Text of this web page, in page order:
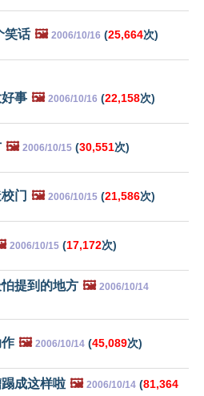
笑话 🖼️ 2006/10/16 (25,664次)
事 🖼️ 2006/10/16 (22,158次)
🖼️ 2006/10/15 (30,551次)
门 🖼️ 2006/10/15 (21,586次)
2006/10/15 (17,172次)
提到的地方 🖼️ 2006/10/14
🖼️ 2006/10/14 (45,089次)
成这样啦 🖼️ 2006/10/14 (81,364